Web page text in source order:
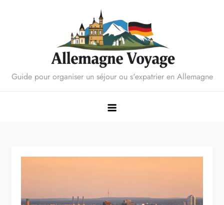
Guide pour organiser un séjour ou s'expatrier en Allemagne